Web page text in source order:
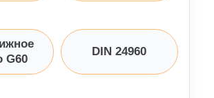
G60
DIN 24960